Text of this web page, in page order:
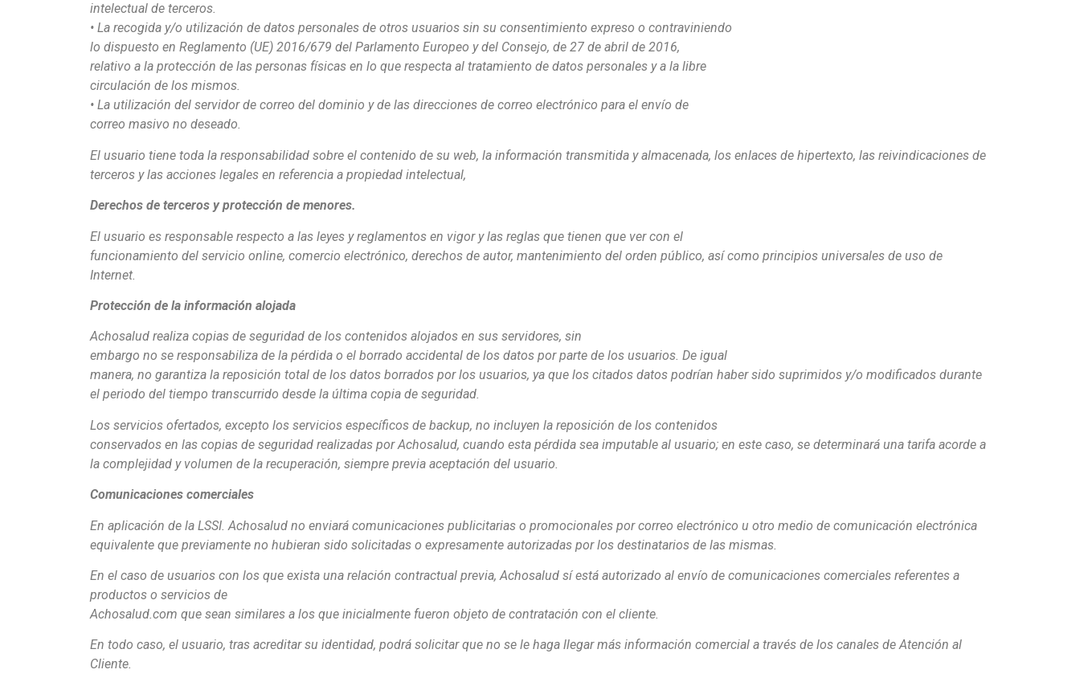
intelectual de terceros.
• La recogida y/o utilización de datos personales de otros usuarios sin su consentimiento expreso o contraviniendo
lo dispuesto en Reglamento (UE) 2016/679 del Parlamento Europeo y del Consejo, de 27 de abril de 2016,
relativo a la protección de las personas físicas en lo que respecta al tratamiento de datos personales y a la libre
circulación de los mismos.
• La utilización del servidor de correo del dominio y de las direcciones de correo electrónico para el envío de
correo masivo no deseado.
El usuario tiene toda la responsabilidad sobre el contenido de su web, la información transmitida y almacenada, los enlaces de hipertexto, las reivindicaciones de
terceros y las acciones legales en referencia a propiedad intelectual,
Derechos de terceros y protección de menores.
El usuario es responsable respecto a las leyes y reglamentos en vigor y las reglas que tienen que ver con el
funcionamiento del servicio online, comercio electrónico, derechos de autor, mantenimiento del orden público, así como principios universales de uso de
Internet.
Protección de la información alojada
Achosalud realiza copias de seguridad de los contenidos alojados en sus servidores, sin
embargo no se responsabiliza de la pérdida o el borrado accidental de los datos por parte de los usuarios. De igual
manera, no garantiza la reposición total de los datos borrados por los usuarios, ya que los citados datos podrían haber sido suprimidos y/o modificados durante
el periodo del tiempo transcurrido desde la última copia de seguridad.
Los servicios ofertados, excepto los servicios específicos de backup, no incluyen la reposición de los contenidos
conservados en las copias de seguridad realizadas por Achosalud, cuando esta pérdida sea imputable al usuario; en este caso, se determinará una tarifa acorde a
la complejidad y volumen de la recuperación, siempre previa aceptación del usuario.
Comunicaciones comerciales
En aplicación de la LSSI. Achosalud no enviará comunicaciones publicitarias o promocionales por correo electrónico u otro medio de comunicación electrónica
equivalente que previamente no hubieran sido solicitadas o expresamente autorizadas por los destinatarios de las mismas.
En el caso de usuarios con los que exista una relación contractual previa, Achosalud sí está autorizado al envío de comunicaciones comerciales referentes a
productos o servicios de
Achosalud.com que sean similares a los que inicialmente fueron objeto de contratación con el cliente.
En todo caso, el usuario, tras acreditar su identidad, podrá solicitar que no se le haga llegar más información comercial a través de los canales de Atención al
Cliente.